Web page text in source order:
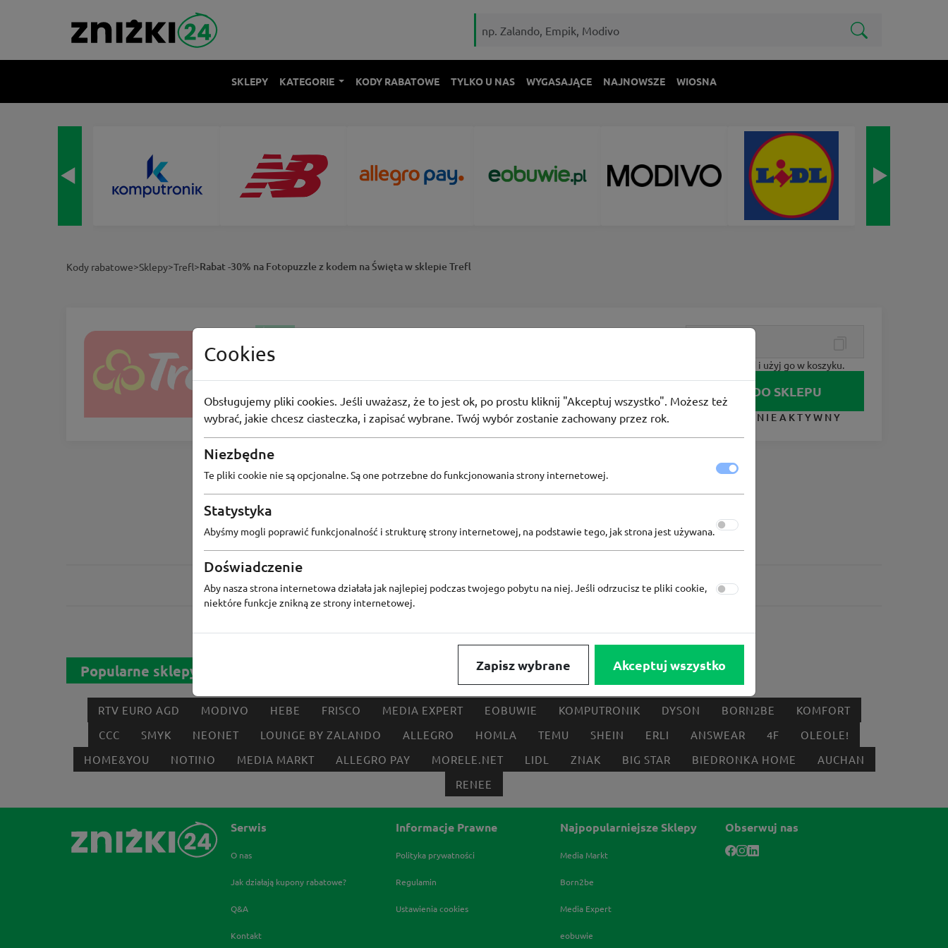
SKLEPY KATEGORIE KODY RABATOWE TYLKO U NAS WYGASAJĄCE NAJNOWSZE WIOSNA
Kody rabatowe>Sklepy>Trefl>Rabat -30% na Fotopuzzle z kodem na Święta w sklepie Trefl
ŚWIĘTA
Trefl
Rabat -30% na Fotopuzzle z kodem na Święta w sklepie Trefl
osoby użyły KOD
Skopiuj kod i użyj go w koszyku.
IDŹ DO SKLEPU
KUPON NIEAKTYWNY
Zobacz inne
KODY RABATOWE TREFL
Popularne sklepy
RTV EURO AGD MODIVO HEBE FRISCO MEDIA EXPERT EOBUWIE KOMPUTRONIK DYSON BORN2BE
KOMFORT
CCC
SMYK NEONET LOUNGE BY ZALANDO ALLEGRO HOMLA TEMU SHEIN ERLI ANSWEAR 4F
OLEOLE!
HOME&YOU
NOTINO MEDIA MARKT ALLEGRO PAY MORELE.NET LIDL ZNAK BIG STAR BIEDRONKA HOME
AUCHAN
RENEE
Serwis
O nas
Jak działają kupony rabatowe?
Q&A
Kontakt
Informacje Prawne
Polityka prywatności
Regulamin
Ustawienia cookies
Najpopularniejsze Sklepy
Media Markt
Born2be
Media Expert
eobuwie
Obserwuj nas
Cookies
Obsługujemy pliki cookies. Jeśli uważasz, że to jest ok, po prostu kliknij "Akceptuj wszystko". Możesz też
wybrać, jakie chcesz ciasteczka, i zapisać wybrane. Twój wybór zostanie zachowany przez rok.
Niezbędne
Te pliki cookie nie są opcjonalne. Są one potrzebne do funkcjonowania strony internetowej.
Statystyka
Abyśmy mogli poprawić funkcjonalność i strukturę strony internetowej, na podstawie tego, jak strona jest używana.
Doświadczenie
Aby nasza strona internetowa działała jak najlepiej podczas twojego pobytu na niej. Jeśli odrzucisz te pliki cookie,
niektóre funkcje znikną ze strony internetowej.
Zapisz wybrane Akceptuj wszystko